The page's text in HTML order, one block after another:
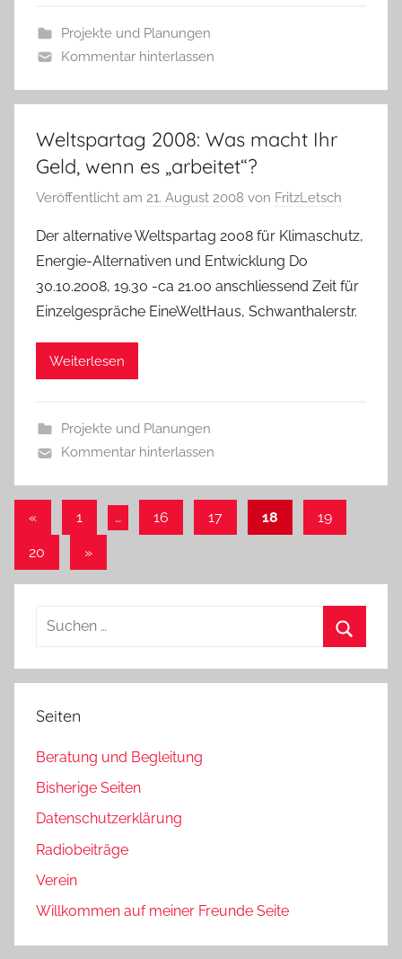
Projekte und Planungen
Kommentar hinterlassen
Weltspartag 2008: Was macht Ihr
Geld, wenn es „arbeitet“?
Veröffentlicht am 21. August 2008 von FritzLetsch
Der alternative Weltspartag 2008 für Klimaschutz,
Energie-Alternativen und Entwicklung Do
30.10.2008, 19.30 -ca 21.00 anschliessend Zeit für
Einzelgespräche EineWeltHaus, Schwanthalerstr.
Weiterlesen
Projekte und Planungen
Kommentar hinterlassen
Seitennummerierung
der
Beiträge
«Vorherige
1 … 16 17 18 19
20
Nächste
»
Suchen
Seiten
Beratung und Begleitung
Bisherige Seiten
Datenschutzerklärung
Radiobeiträge
Verein
Willkommen auf meiner Freunde Seite